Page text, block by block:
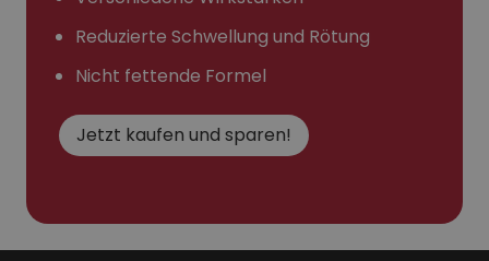
Reduzierte Schwellung und Rötung
Nicht fettende Formel
Jetzt kaufen und sparen!